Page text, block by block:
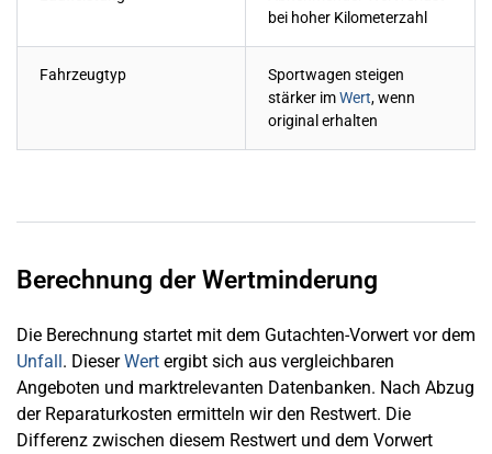
bei hoher Kilometerzahl
Fahrzeugtyp
Sportwagen steigen
stärker imWert, wenn
original erhalten
Berechnung der Wertminderung
Die Berechnung startet mit dem Gutachten-Vorwert vor dem
Unfall . DieserWert ergibt sich aus vergleichbaren
Angeboten und marktrelevanten Datenbanken. Nach Abzug
der Reparaturkosten ermitteln wir den Restwert. Die
Differenz zwischen diesem Restwert und dem Vorwert